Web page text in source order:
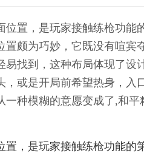
位置，是玩家接触练枪功
置颇为巧妙，它既没有喧宾
易找到，这种布局体现了设
，或是开局前希望热身，入
一种模糊的意愿变成了,和
置，是玩家接触练枪功能的